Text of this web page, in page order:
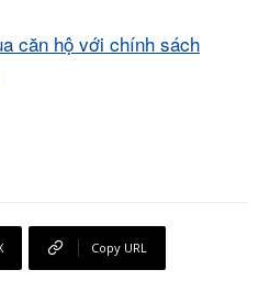
căn hộ với chính sách
Copy URL